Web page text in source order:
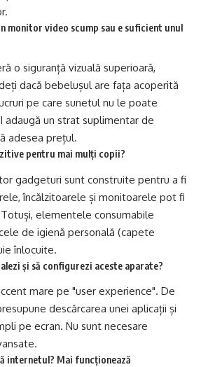
video scump sau e suficient unul
o siguranță vizuală superioară,
dacă bebelușul are fața acoperită
pe care sunetul nu le poate
adaugă un strat suplimentar de
adesea prețul.
pentru mai mulți copii?
gadgeturi sunt construite pentru a fi
încălzitoarele și monitoarele pot fi
elementele consumabile
de igienă personală (capete
înlocuite.
și să configurezi aceste aparate?
mare pe "user experience". De
descărcarea unei aplicații și
pe ecran. Nu sunt necesare
internetul? Mai funcționează